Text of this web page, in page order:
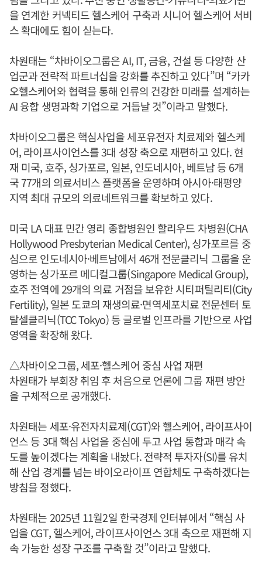
을 연계한 커넥티드 헬스케어 구축과 시니어 헬스케어 서비
스 확대에도 힘이 싣는다.
차원태는 “차바이오그룹은 AI, IT, 금융, 건설 등 다양한 산
업군과 전략적 파트너십을 강화를 추진하고 있다”며 “카카
오헬스케어와 협력을 통해 인류의 건강한 미래를 설계하는
AI 융합 생명과학 기업으로 거듭날 것”이라고 말했다.
차바이오그룹은 핵심사업을 세포유전자 치료제와 헬스케
어, 라이프사이언스를 3대 성장 축으로 재편하고 있다. 현
재 미국, 호주, 싱가포르, 일본, 인도네시아, 베트남 등 6개
국 77개의 의료서비스 플랫폼을 운영하며 아시아·태평양
지역 최대 규모의 의료네트워크를 확보하고 있다.
미국 LA 대표 민간 영리 종합병원인 할리우드 차병원(CHA
Hollywood Presbyterian Medical Center), 싱가포르를 중
심으로 인도네시아·베트남에서 46개 전문클리닉 그룹을 운
영하는 싱가포르 메디컬그룹(Singapore Medical Group),
호주 전역에 29개의 의료 거점을 보유한 시티퍼틸리티(City
Fertility), 일본 도쿄의 재생의료·면역세포치료 전문센터 토
탈셀클리닉(TCC Tokyo) 등 글로벌 인프라를 기반으로 사업
영역을 확장해 왔다.
△차바이오그룹, 세포·헬스케어 중심 사업 재편
차원태가 부회장 취임 후 처음으로 언론에 그룹 재편 방안
을 구체적으로 공개했다.
차원태는 세포·유전자치료제(CGT)와 헬스케어, 라이프사이
언스 등 3대 핵심 사업을 중심에 두고 사업 통합과 매각 속
도를 높이겠다는 계획을 내놨다. 전략적 투자자(SI)를 유치
해 산업 경계를 넘는 바이오라이프 연합체도 구축하겠다는
방침을 정했다.
차원태는 2025년 11월2일 한국경제 인터뷰에서 “핵심 사
업을 CGT, 헬스케어, 라이프사이언스 3대 축으로 재편해 지
속 가능한 성장 구조를 구축할 것”이라고 말했다.